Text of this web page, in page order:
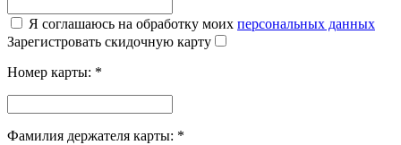
Я соглашаюсь на обработку моих персональных данных
Зарегистровать скидочную карту
Номер карты: *
Фамилия держателя карты: *